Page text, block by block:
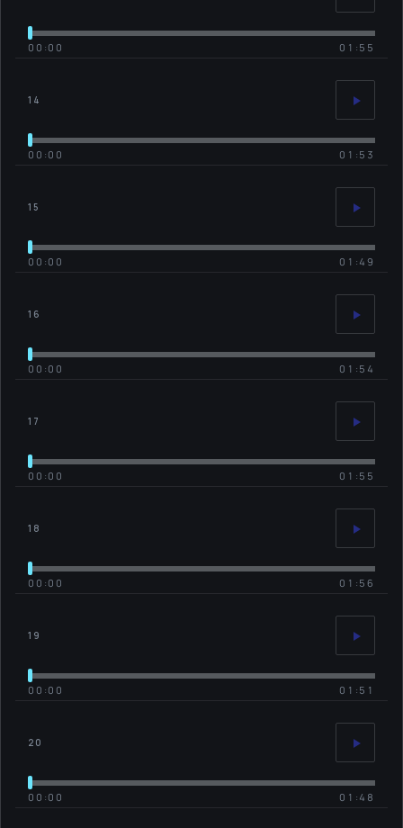
00:00 01:55
14
00:00 01:53
15
00:00 01:49
16
00:00 01:54
17
00:00 01:55
18
00:00 01:56
19
00:00 01:51
20
00:00 01:48